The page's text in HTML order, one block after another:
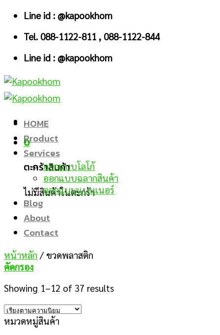
Skip
content
Line id : @kapookhom
Tel. 088-1122-811 , 088-1122-844
Line id : @kapookhom
0
ตะกร้าสินค้า
ไม่มีสินค้าในตะกร้า
HOME
Product
Services
ออกแบบโลโก้
ออกแบบฉลากสินค้า
ออกแบบแบนเนอร์
Blog
About
Contact
หน้าหลัก / ขวดพลาสติก
คัดกรอง
Showing 1–12 of 37 results
หมวดหมู่สินค้า